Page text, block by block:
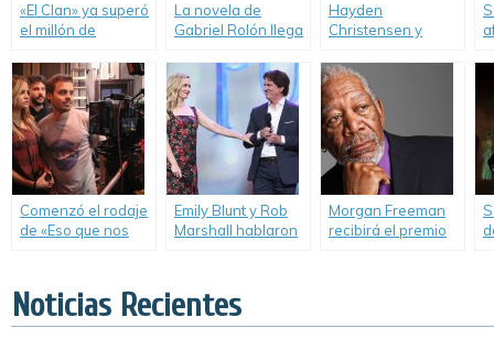
«El Clan» ya superó
el millón de
La novela de
Gabriel Rolón llega
Hayden
Christensen y
están rodando en
Argentina.
Comenzó el rodaje
de «Eso que nos
Emily Blunt y Rob
Marshall hablaron
Morgan Freeman
recibirá el premio
Noticias Recientes